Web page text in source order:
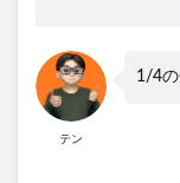
テン
1/4の